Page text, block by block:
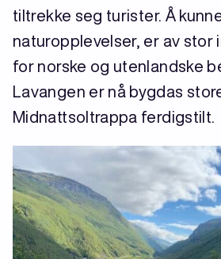
tiltrekke seg turister. Å
naturopplevelser, er av stor
for norske og utenlandske
Lavangen er nå bygdas
Midnattsoltrappa ferdigstilt.